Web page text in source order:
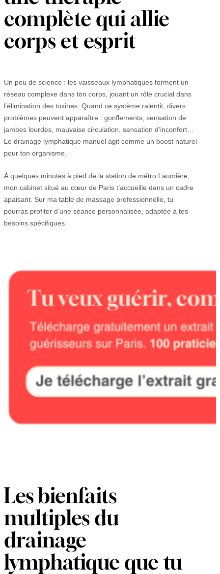
complète qui allie
corps et esprit
Un peu de science : les vaisseaux lymphatiques forment un
réseau complexe dans ton corps, jouant un rôle crucial dans
l’élimination des toxines. Quand ce système ralentit, divers
problèmes peuvent apparaître : gonflements, sensation de
jambes lourdes, mauvaise circulation, sensation d’inconfort…
Le drainage lymphatique manuel agit comme un boost naturel
pour ton organisme.
À quelques minutes à pied de la station de métro Laumière,
mon cabinet situé au cœur de Paris t’accueille dans un cadre
apaisant. Sur ma table de massage professionnelle, tu
pourras profiter d’une séance personnalisée, adaptée à tes
besoins spécifiques.
Les bienfaits
multiples du
drainage
lymphatique que tu